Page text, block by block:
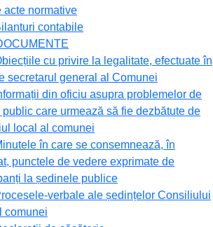
acte normative
contabile
cu privire la legalitate, efectuate în
secretarul general al Comunei
din oficiu asupra problemelor de
public care urmează să fie dezbătute de
local al comunei
în care se consemnează, în
punctele de vedere exprimate de
la ședinele publice
verbale ale ședințelor Consiliului
comunei